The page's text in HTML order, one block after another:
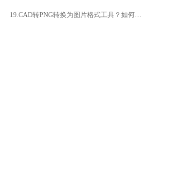
19.CAD转PNG转换为图片格式工具？如何将CAD转换为PNG图片格式？